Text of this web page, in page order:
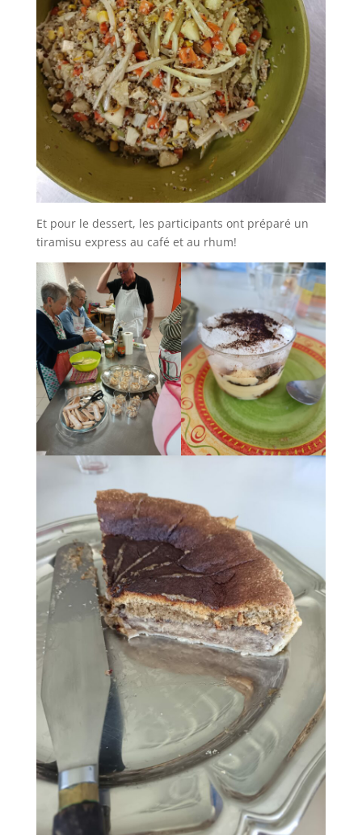
Et pour le dessert, les participants ont préparé un
tiramisu express au café et au rhum!